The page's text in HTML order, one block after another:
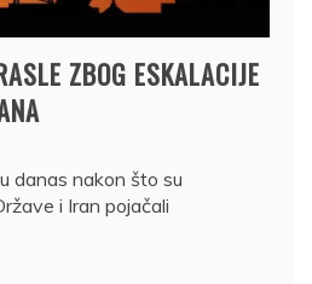
ZBOG ESKALACIJE
danas nakon što su
i Iran pojačali